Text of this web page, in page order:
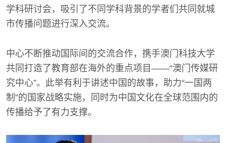
学科研讨会，吸引了不同学科背景的学者们共同就城
市传播问题进行深入交流。
中心不断推动国际间的交流合作，携手澳门科技大学
共同打造了教育部在海外的重点项目——“澳门传媒研
究中心”。此举有利于讲述中国的故事，助力“一国两
制”的国家战略实施，同时为中国文化在全球范围内的
传播给予了有力支撑。